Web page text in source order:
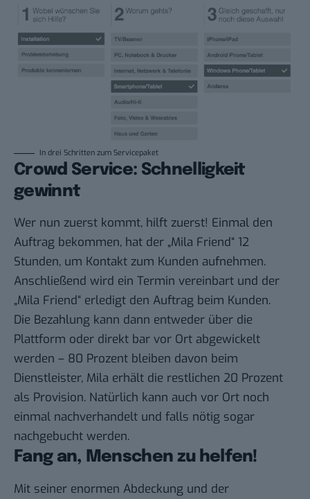
In drei Schritten zum Servicepaket
Crowd Service: Schnelligkeit
gewinnt
Wer nun zuerst kommt, hilft zuerst! Einmal den
Auftrag bekommen, hat der „Mila Friend“ 12
Stunden, um Kontakt zum Kunden aufnehmen.
Anschließend wird ein Termin vereinbart und der
„Mila Friend“ erledigt den Auftrag beim Kunden.
Die Bezahlung kann dann entweder über die
Plattform oder direkt bar vor Ort abgewickelt
werden – 80 Prozent bleiben davon beim
Dienstleister, Mila erhält die restlichen 20 Prozent
als Provision. Natürlich kann auch vor Ort noch
einmal nachverhandelt und falls nötig sogar
nachgebucht werden.
Fang an, Menschen zu helfen!
Mit seiner enormen Abdeckung und der